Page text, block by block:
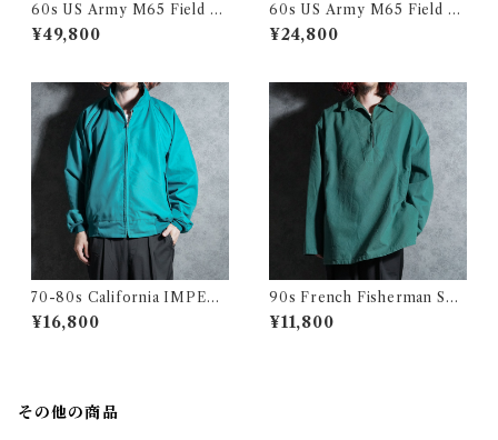
60s US Army M65 Field Ja
cket 1st model アメリカ軍 M
65 フィールド ジャケット
¥49,800
60s US Army M65 Field Ja
cket 2nd model アメリカ軍
M65 フィールド ジャケット 1
¥24,800
70-80s California IMPERI
AL Harrington jacket Made
in USA Swing Top Turquoi
¥16,800
90s French Fisherman Sm
ock Shirts Green フレンチ
フィッシャーマン スモック グ
¥11,800
その他の商品